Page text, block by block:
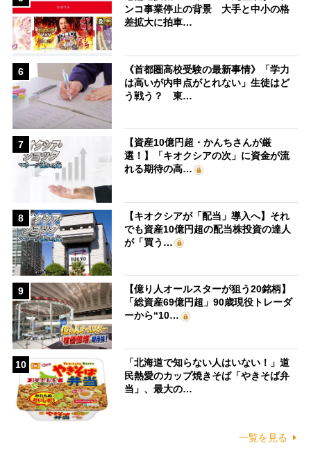
ンコ事業停止の背景 大手と中小の格
差拡大に拍車…
6
《首都圏高校受験の最新事情》「学力
は高いが内申点がとれない」生徒はど
う戦う？ 東…
7
【資産10億円超・かんちさんが厳
選！】「キオクシアの次」に資金が流
れる期待の高…
8
【キオクシアが「配当」導入へ】それ
でも資産10億円超の配当株投資の達人
が「買う…
9
【億り人オールスターが狙う20銘柄】
「総資産69億円超」90歳現役トレーダ
ーから“10…
10
「北海道で知らない人はいない！」道
民熱愛のカップ焼きそば「やきそば弁
当」、最大の…
一覧を見る